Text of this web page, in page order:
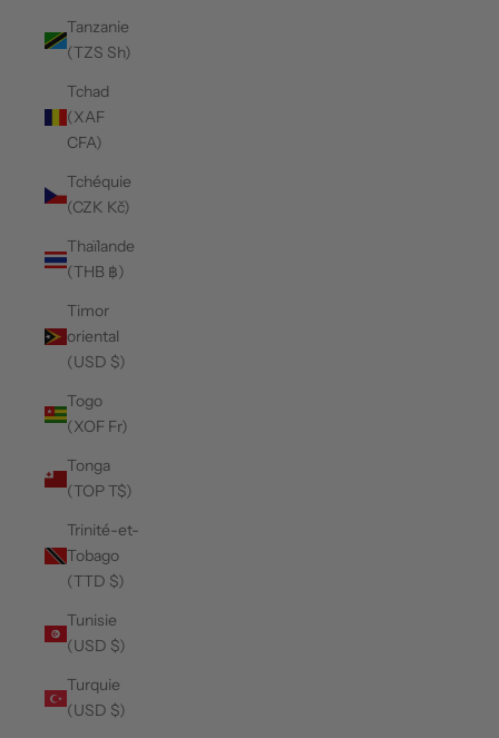
Tanzanie
(TZS Sh)
Tchad
(XAF
CFA)
Tchéquie
(CZK Kč)
Thaïlande
(THB ฿)
Timor
oriental
(USD $)
Togo
(XOF Fr)
Tonga
(TOP T$)
Trinité-et-
Tobago
(TTD $)
Tunisie
(USD $)
Turquie
(USD $)